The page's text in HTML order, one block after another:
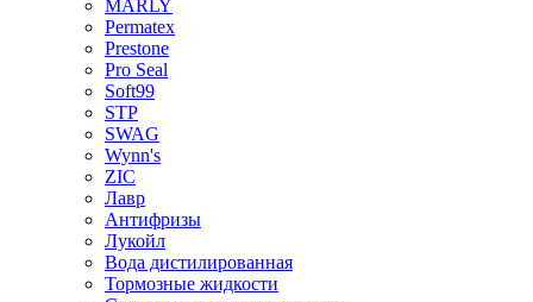
MARLY
Permatex
Prestone
Pro Seal
Soft99
STP
SWAG
Wynn's
ZIC
Лавр
Антифризы
Лукойл
Вода дистилированная
Тормозные жидкости